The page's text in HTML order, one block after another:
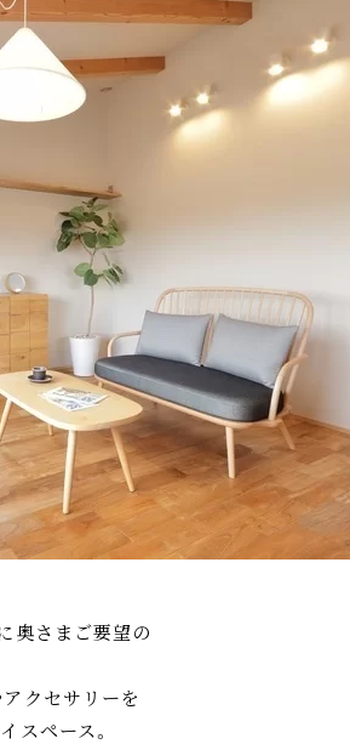
奥さまご要望の
クセサリーを
スペース。